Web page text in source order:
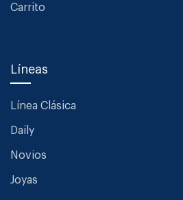
Carrito
Líneas
Línea Clásica
Daily
Novios
Joyas